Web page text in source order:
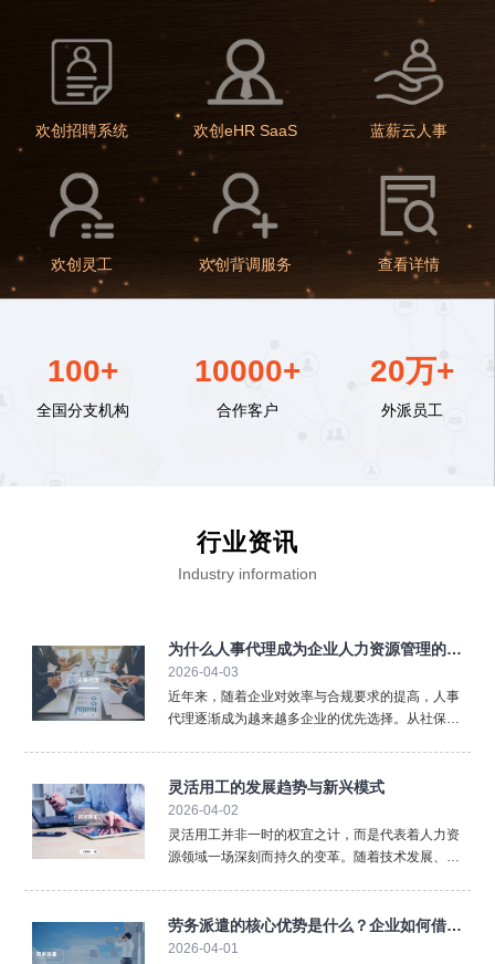
欢创招聘系统 欢创eHR SaaS 蓝薪云人事
欢创灵工 欢创背调服务 查看详情
100+
全国分支机构
10000+
合作客户
20万+
外派员工
行业资讯
Industry information
为什么人事代理成为企业人力资源管理的重
要选择？
2026-04-03
近年来，随着企业对效率与合规要求的提高，人事
代理逐渐成为越来越多企业的优先选择。从社保缴
求。尤其在多地用工、政策更新频繁、管理成本上
涨的背景下，人事代理
灵活用工的发展趋势与新兴模式
2026-04-02
灵活用工并非一时的权宜之计，而是代表着人力资
源领域一场深刻而持久的变革。随着技术发展、政
平台化是首要趋势。未来，灵活用工将更加依赖于
大数据、人工智能匹配
劳务派遣的核心优势是什么？企业如何借此
实现降本增效
2026-04-01